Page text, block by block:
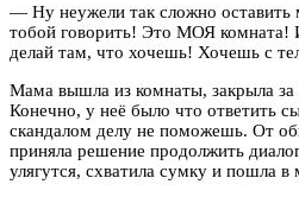
— Ну неужели так сложно оставить
тобой говорить! Это МОЯ комната!
делай там, что хочешь! Хочешь с
Мама вышла из комнаты, закрыла за
Конечно, у неё было что ответить
скандалом делу не поможешь. От
приняла решение продолжить
улягутся, схватила сумку и пошла в